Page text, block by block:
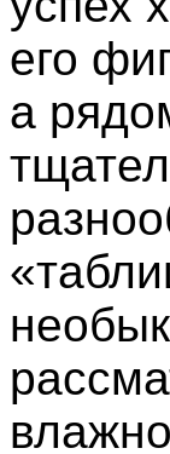
его
а